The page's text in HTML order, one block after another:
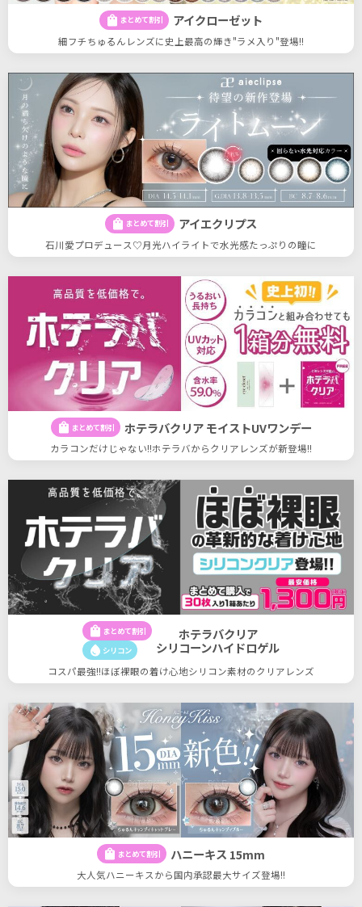
shopping_bag まとめて割引 アイクローゼット
細フチちゅるんレンズに史上最高の輝き"ラメ入り"登場!!
shopping_bag まとめて割引 アイエクリプス
石川愛プロデュース♡月光ハイライトで水光感たっぷりの瞳に
shopping_bag まとめて割引 ホテラバクリア モイストUVワンデー
カラコンだけじゃない!!ホテラバからクリアレンズが新登場!!
shopping_bag まとめて割引
water_drop シリコン
ホテラバクリア
シリコーンハイドロゲル
コスパ最強!!ほぼ裸眼の着け心地シリコン素材のクリアレンズ
shopping_bag まとめて割引 ハニーキス 15mm
大人気ハニーキスから国内承認最大サイズ登場!!